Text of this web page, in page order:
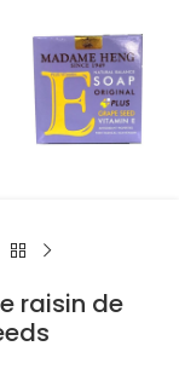
raisin de